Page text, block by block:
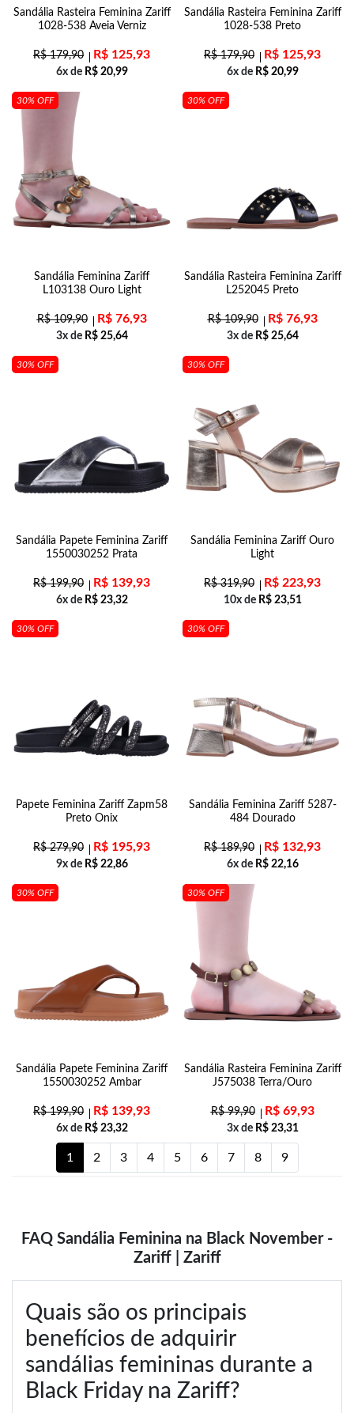
Sandália Rasteira Feminina Zariff
1028-538 Aveia Verniz
R$179,90 R$ 125,93
6x de R$20,99
Sandália Rasteira Feminina Zariff
1028-538 Preto
R$179,90 R$ 125,93
6x de R$20,99
30% OFF
Sandália Feminina Zariff
L103138 Ouro Light
R$109,90 R$76,93
3x de R$25,64
30% OFF
Sandália Rasteira Feminina Zariff
L252045 Preto
R$109,90 R$76,93
3x de R$25,64
30% OFF
Sandália Papete Feminina Zariff
1550030252 Prata
R$199,90 R$ 139,93
6x de R$23,32
30% OFF
Sandália Feminina Zariff Ouro
Light
R$319,90 R$ 223,93
10x de R$23,51
30% OFF
Papete Feminina Zariff Zapm58
Preto Onix
R$279,90 R$ 195,93
9x de R$22,86
30% OFF
Sandália Feminina Zariff 5287-
484 Dourado
R$189,90 R$ 132,93
6x de R$22,16
30% OFF
Sandália Papete Feminina Zariff
1550030252 Ambar
R$199,90 R$ 139,93
6x de R$23,32
30% OFF
Sandália Rasteira Feminina Zariff
J575038 Terra/Ouro
R$99,90 R$69,93
3x de R$23,31
1 2 3 4 5 6 7 8 9
FAQ Sandália Feminina na Black November -
Zariff | Zariff
Quais são os principais
benefícios de adquirir
sandálias femininas durante a
Black Friday na Zariff?